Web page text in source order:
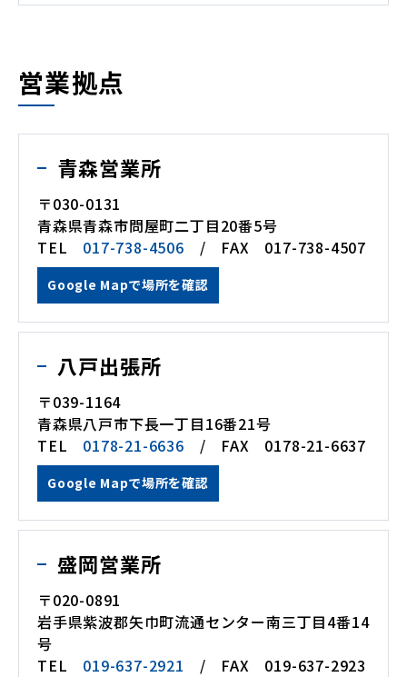
営業拠点
青森営業所
〒030-0131
青森県青森市問屋町二丁目20番5号
TEL 017-738-4506 / FAX 017-738-4507
Google Mapで場所を確認
八戸出張所
〒039-1164
青森県八戸市下長一丁目16番21号
TEL 0178-21-6636 / FAX 0178-21-6637
Google Mapで場所を確認
盛岡営業所
〒020-0891
岩手県紫波郡矢巾町流通センター南三丁目4番14
号
TEL 019-637-2921 / FAX 019-637-2923